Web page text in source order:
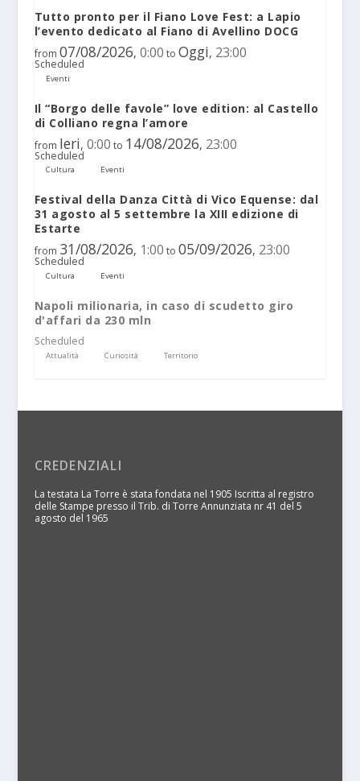
Tutto pronto per il Fiano Love Fest: a Lapio
l’evento dedicato al Fiano di Avellino DOCG
from 07/08/2026, 0:00 to Oggi, 23:00
Scheduled
Eventi
Il “Borgo delle favole” love edition: al Castello
di Colliano regna l’amore
from Ieri, 0:00 to 14/08/2026, 23:00
Scheduled
Cultura Eventi
Festival della Danza Città di Vico Equense: dal
31 agosto al 5 settembre la XIII edizione di
Estarte
from 31/08/2026, 1:00 to 05/09/2026, 23:00
Scheduled
Cultura Eventi
Napoli milionaria, in caso di scudetto giro
d'affari da 230 mln
Scheduled
Attualità Curiosità Territorio
CREDENZIALI
La testata La Torre è stata fondata nel 1905 Iscritta al registro
delle Stampe presso il Trib. di Torre Annunziata nr 41 del 5
agosto del 1965